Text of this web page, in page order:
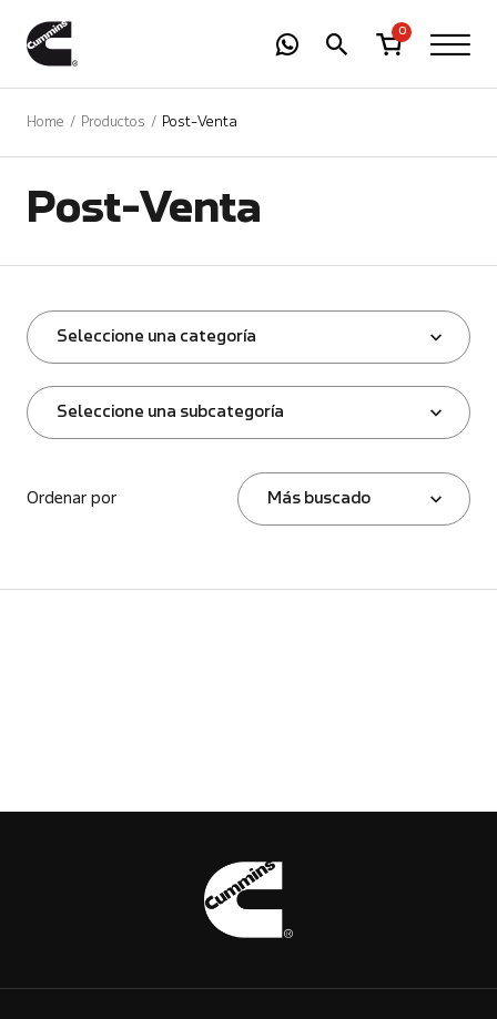
0
Home Productos Post-Venta
Post-Venta
Seleccione una categoría
Seleccione una subcategoría
Ordenar por Más buscado